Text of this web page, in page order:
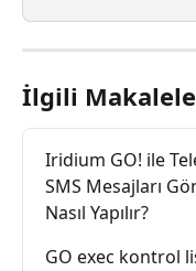
İlgili
Iridium GO! ile
SMS Mesajları
Nasıl Yapılır?
GO exec kontrol